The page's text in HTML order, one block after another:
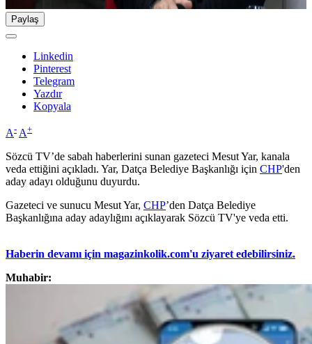
Paylaş
Linkedin
Pinterest
Telegram
Yazdır
Kopyala
A- A+
Sözcü TV’de sabah haberlerini sunan gazeteci Mesut Yar, kanala
veda ettiğini açıkladı. Yar, Datça Belediye Başkanlığı için CHP'den
aday adayı olduğunu duyurdu.
Gazeteci ve sunucu Mesut Yar, CHP’den Datça Belediye
Başkanlığına aday adaylığını açıklayarak Sözcü TV'ye veda etti.
Haberin devamı için magazinkolik.com'u ziyaret edebilirsiniz.
Muhabir: